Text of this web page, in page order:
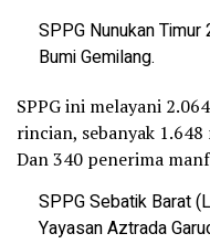
SPPG Nunukan
Bumi Gemilang.
SPPG ini melayani
rincian, sebanyak
Dan 340 penerima
SPPG Sebatik Barat
Yayasan Aztrada